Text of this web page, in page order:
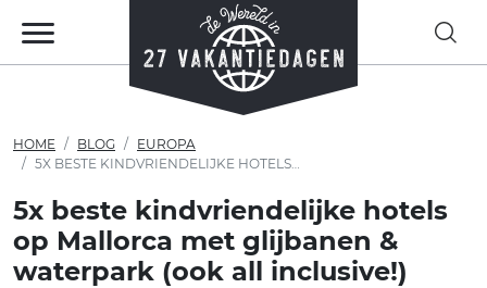
HOME BLOG
EUROPA
5X BESTE KINDVRIENDELIJKE HOTELS OP MALLORCA MET GLIJBANEN & WATERPARK (OOK ALL INCLUSIVE!)
5x beste kindvriendelijke hotels
op Mallorca met glijbanen &
waterpark (ook all inclusive!)